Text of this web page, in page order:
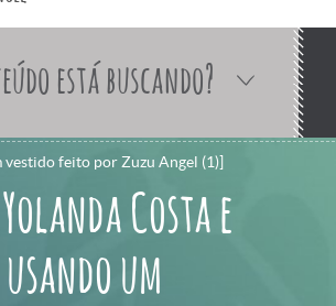
está buscando?
vestido feito por Zuzu Angel (1)]
Costa e
um